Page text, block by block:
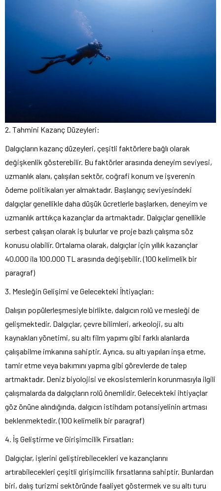
2. Tahmini Kazanç Düzeyleri:
Dalgıçların kazanç düzeyleri, çeşitli faktörlere bağlı olarak
değişkenlik gösterebilir. Bu faktörler arasında deneyim seviyesi,
uzmanlık alanı, çalışılan sektör, coğrafi konum ve işverenin
ödeme politikaları yer almaktadır. Başlangıç ​​seviyesindeki
dalgıçlar genellikle daha düşük ücretlerle başlarken, deneyim ve
uzmanlık arttıkça kazançlar da artmaktadır. Dalgıçlar genellikle
serbest çalışan olarak iş bulurlar ve proje bazlı çalışma söz
konusu olabilir. Ortalama olarak, dalgıçlar için yıllık kazançlar
40.000 ila 100.000 TL arasında değişebilir. (100 kelimelik bir
paragraf)
3. Mesleğin Gelişimi ve Gelecekteki İhtiyaçları:
Dalışın popülerleşmesiyle birlikte, dalgıcın rolü ve mesleği de
gelişmektedir. Dalgıçlar, çevre bilimleri, arkeoloji, su altı
kaynakları yönetimi, su altı film yapımı gibi farklı alanlarda
çalışabilme imkanına sahiptir. Ayrıca, su altı yapıları inşa etme,
tamir etme veya bakımını yapma gibi görevlerde de talep
artmaktadır. Deniz biyolojisi ve ekosistemlerin korunmasıyla ilgili
çalışmalarda da dalgıçların rolü önemlidir. Gelecekteki ihtiyaçlar
göz önüne alındığında, dalgıcın istihdam potansiyelinin artması
beklenmektedir. (100 kelimelik bir paragraf)
4. İş Geliştirme ve Girişimcilik Fırsatları:
Dalgıçlar, işlerini geliştirebilecekleri ve kazançlarını
artırabilecekleri çeşitli girişimcilik fırsatlarına sahiptir. Bunlardan
biri, dalış turizmi sektöründe faaliyet göstermek ve su altı turu